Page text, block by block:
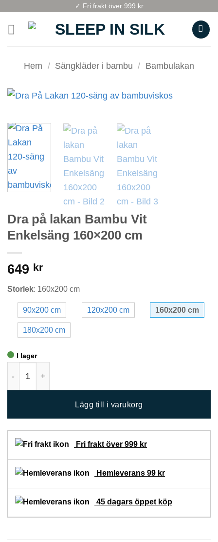
content
✓ Fri frakt över 999 kr
Hem / Sängkläder i bambu / Bambulakan
Dra på lakan Bambu Vit
Enkelsäng 160×200 cm
649 kr
Storlek: 160x200 cm
90x200 cm 120x200 cm 160x200 cm
180x200 cm
I lager
Lägg till i varukorg
Fri frakt över 999 kr
Hemleverans 99 kr
45 dagars öppet köp